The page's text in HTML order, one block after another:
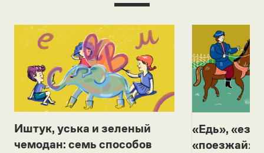
Иштук, уська и зеленый
чемодан: семь способов
«Едь»,
«поезжай»?